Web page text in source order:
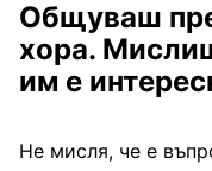
Общуваш
хора.
им е
Не мисля, че е